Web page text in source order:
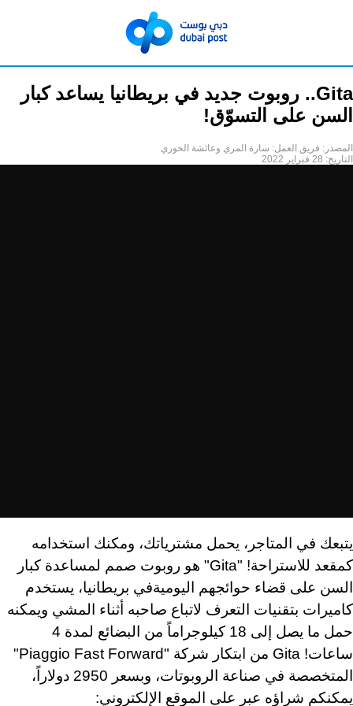
Gita.. روبوت جديد في بريطانيا يساعد كبار
السن على التسوّق!
المصدر: فريق العمل: سارة المري وعائشة الخوري
التاريخ: 28 فبراير 2022
يتبعك في المتاجر، يحمل مشترياتك، ومكنك استخدامه
كمقعد للاستراحة! "Gita" هو روبوت صمم لمساعدة كبار
السن على قضاء حوائجهم اليوميةفي بريطانيا، يستخدم
كاميرات بتقنيات التعرف لاتباع صاحبه أثناء المشي ويمكنه
حمل ما يصل إلى 18 كيلوجراماً من البضائع لمدة 4
ساعات! Gita من ابتكار شركة "Piaggio Fast Forward"
المتخصصة في صناعة الروبوتات، وبسعر 2950 دولاراً،
يمكنكم شراؤه عبر على الموقع الإلكتروني: